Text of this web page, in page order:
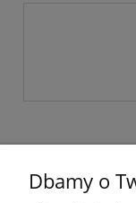
Dbamy o